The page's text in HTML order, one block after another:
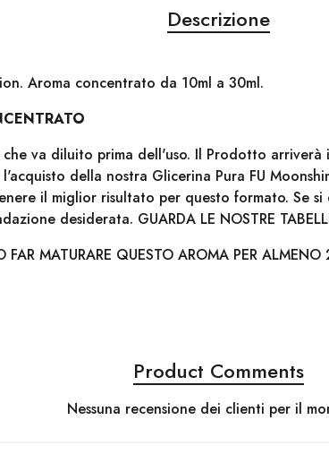
Descrizione
Aroma concentrato da 10ml a 30ml.
va diluito prima dell'uso. Il Prodotto
della nostra Glicerina Pura FU
il miglior risultato per questo formato. Se si
desiderata. GUARDA LE NOSTRE
FAR MATURARE QUESTO AROMA PER ALMENO
Product Comments
Nessuna recensione dei clienti per il